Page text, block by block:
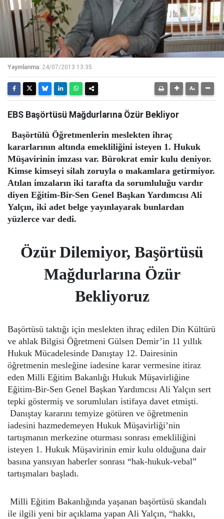
Yayınlanma: 24/07/2013 13:35
EBS Başörtüsü Mağdurlarına Özür Bekliyor
Başörtülü Öğretmenlerin meslekten ihraç
kararlarının altında emekliliğini isteyen 1. Hukuk
Müşavirinin imzası var. Bürokrat emir kulu deniyor.
Kimse kimseyi silah zoruyla o makamlara getirmiyor.
Atılan imzaların iki tarafta da sorumluluğu vardır
diyen Eğitim-Bir-Sen Genel Başkan Yardımcısı Ali
Yalçın, iki adet belge yayınlayarak bunlardan
yüzlerce var dedi.
Özür Dilemiyor, Başörtüsü
Mağdurlarına Özür
Bekliyoruz
Başörtüsü taktığı için meslekten ihraç edilen Din Kültürü
ve ahlak Bilgisi Öğretmeni Gülsen Demir’in 11 yıllık
Hukuk Mücadelesinde Danıştay 12. Dairesinin
öğretmenin mesleğine iadesine karar vermesine itiraz
eden Milli Eğitim Bakanlığı Hukuk Müşavirliğine
Eğitim-Bir-Sen Genel Başkan Yardımcısı Ali Yalçın sert
tepki göstermiş ve sorumluları istifaya davet etmişti.
Danıştay kararını temyize götüren ve öğretmenin
iadesini hazmedemeyen Hukuk Müşavirliği’nin
tartışmanın merkezine oturması sonrası emekliliğini
isteyen 1. Hukuk Müşavirinin emir kulu olduğuna dair
basına yansıyan haberler sonrası “hak-hukuk-vebal”
tartışmaları başladı.
Milli Eğitim Bakanlığında yaşanan başörtüsü skandalı
ile ilgili yeni bir açıklama yapan Ali Yalçın, “hakkı,